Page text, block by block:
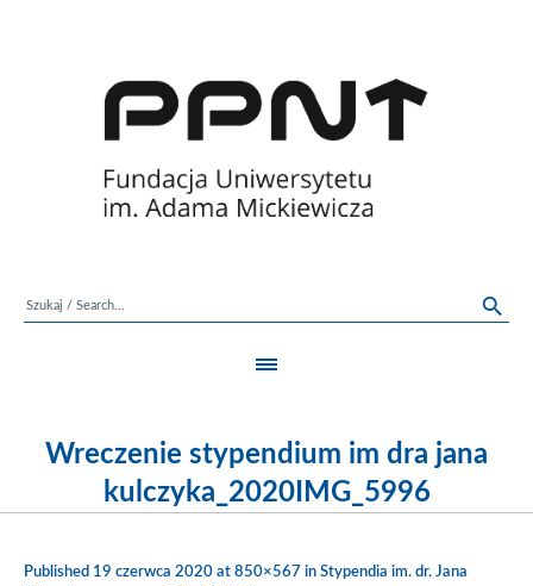
Wreczenie stypendium im dra jana
kulczyka_2020IMG_5996
Published 19 czerwca 2020 at 850×567 in Stypendia im. dr. Jana